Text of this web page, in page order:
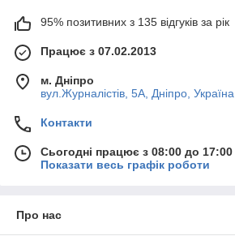
95% позитивних з 135 відгуків за рік
Працює з 07.02.2013
м. Дніпро
вул.Журналістів, 5А, Дніпро, Україна
Контакти
Сьогодні працює з 08:00 до 17:00
Показати весь графік роботи
Про нас